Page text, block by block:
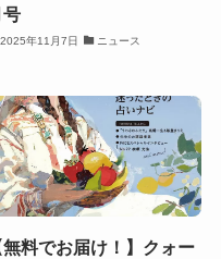
号
2025年11月7日 ニュース
無料でお届け！】クォー